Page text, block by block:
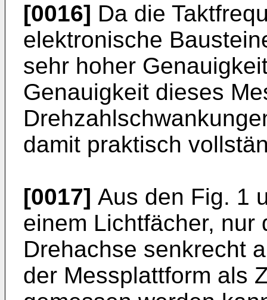
[0016] Da die
elektronische
sehr hoher
Genauigkeit dieses
damit praktisch
[0017] Aus den Fig. 1
einem Lichtfächer, nur
Drehachse senkrecht
der Messplattform als